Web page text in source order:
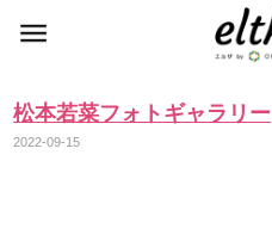
松本若菜フォトギャラリー
2022-09-15